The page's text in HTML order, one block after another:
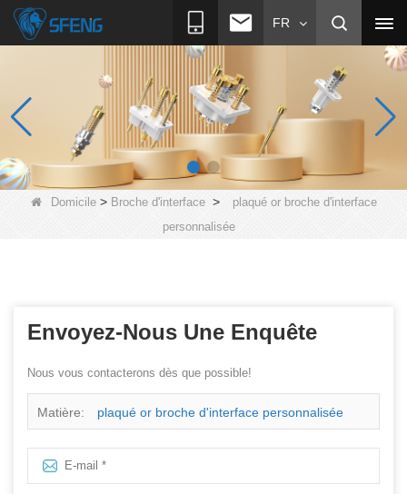
FR
Domicile> Broche d'interface>
plaqué or broche d'interface
personnalisée
Envoyez-Nous Une Enquête
Nous vous contacterons dès que possible!
Matière: plaqué or broche d'interface personnalisée